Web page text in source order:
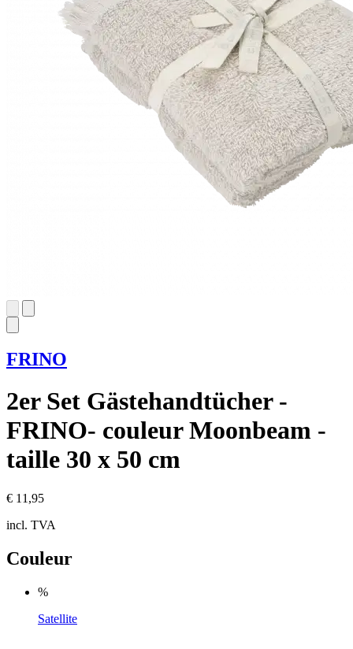
FRINO
2er Set Gästehandtücher -
FRINO- couleur Moonbeam -
taille 30 x 50 cm
€ 11,95
incl. TVA
Couleur
%
Satellite